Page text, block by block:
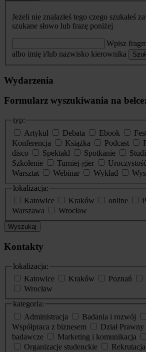
Jeżeli nie znalazłeś tego czego szukałeś
szukane słowo lub frazę poniżej
Wpisz
albo imię i/lub nazwisko kierownika
Wydarzenia
Formularz wyszukiwania na
typ:
Artykuł
Debata Ebook
Konferencja
Książka Podcast
disco
Spektakl Spotkanie
Szkolenie
Turniej-gier
Warsztat
Webinar Wykład
lokalizacja:
Katowice
Kraków online
Warszawa
Wrocław
Wyszukaj
Kontakty
lokalizacja:
Katowice
Kraków Poznań
Wrocław
kategoria:
Administracja
Badania i rozwój
Współpraca z biznesem
Dział Prawny
badawcze
Marketing i komunikacja
Organizacje studenckie
Rekrutacja